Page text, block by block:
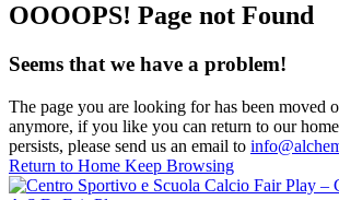
OOOOPS! Page not Found
Seems that we have a problem!
The page you are looking for has been moved
anymore, if you like you can return to our
persists, please send us an email to
Return to Home Keep Browsing